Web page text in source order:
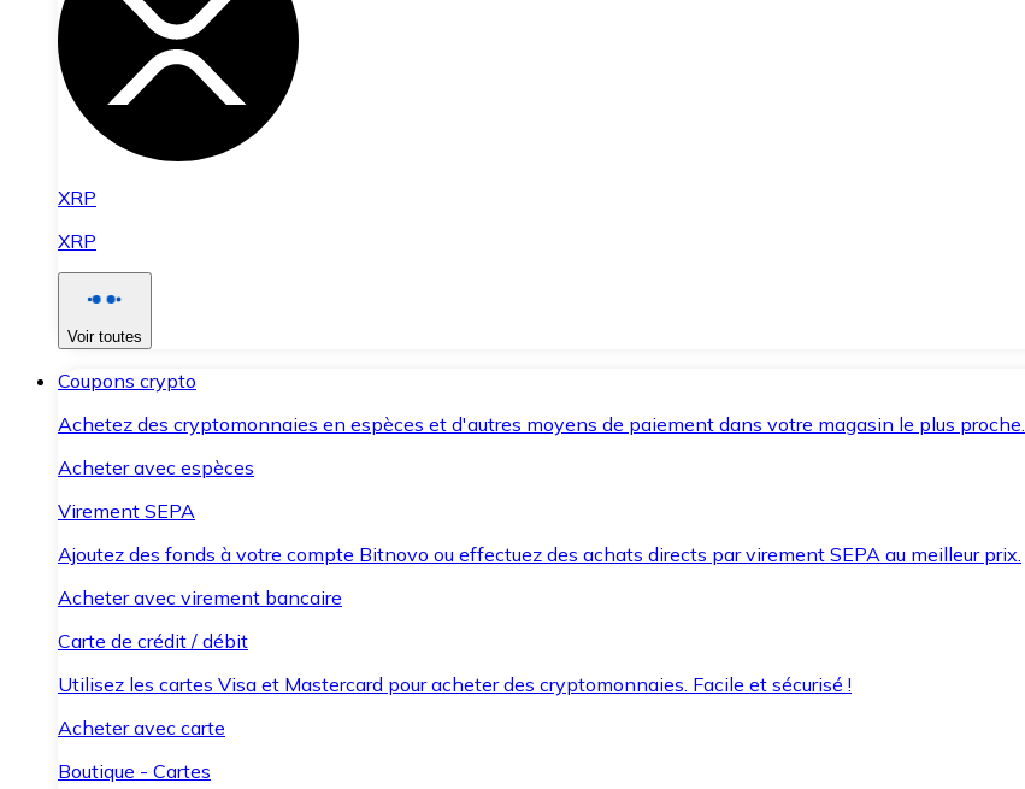
XRP
XRP
Voir toutes
Coupons crypto
Achetez des cryptomonnaies en espèces et d'autres moyens de paiement dans votre magasin le plus proche.
Acheter avec espèces
Virement SEPA
Ajoutez des fonds à votre compte Bitnovo ou effectuez des achats directs par virement SEPA au meilleur prix.
Acheter avec virement bancaire
Carte de crédit / débit
Utilisez les cartes Visa et Mastercard pour acheter des cryptomonnaies. Facile et sécurisé !
Acheter avec carte
Boutique - Cartes